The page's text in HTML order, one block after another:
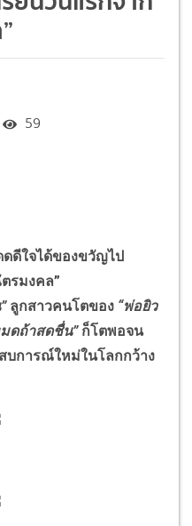
59
ดดีใจได้ของขวัญไป
รมงคล”
ลูกสาวคนโตของ “พ่อยิว
ดถ้าสดชื่น” ก็โตพอจน
บการณ์ใหม่ในโลกกว้าง